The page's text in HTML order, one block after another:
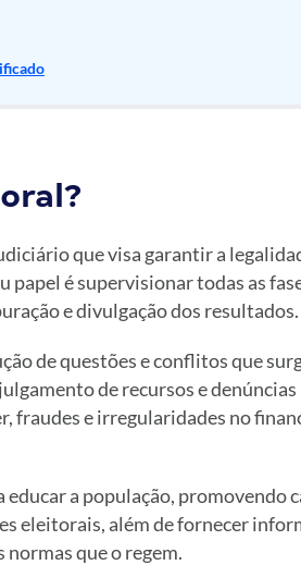
que visa garantir a
papel é supervisionar todas as
e divulgação dos resultados.
de questões e conflitos que
de recursos e
fraudes e irregularidades no
a população, promovendo
eleitorais, além de fornecer
que o regem.